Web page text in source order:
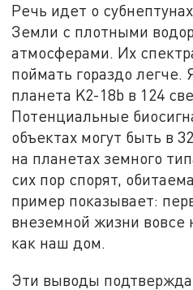
Речь идет о
Земли с плотными
атмосферами. Их
поймать гораздо
планета K2-18b в 124
Потенциальные
объектах могут быть в
на планетах земного
сих пор спорят,
пример показывает:
внеземной жизни вовсе
как наш дом.
Эти выводы